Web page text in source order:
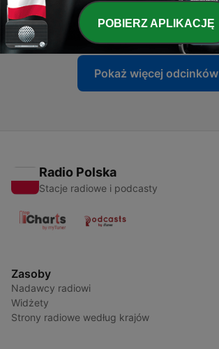
624 - Red Hot Chili Peppers - Road Trippin'
20 sie 2020
Pokaż więcej odcinków
Radio Polska
Stacje radiowe i podcasty
Zasoby
Nadawcy radiowi
Widżety
Strony radiowe według krajów
POBIERZ APLIKACJĘ